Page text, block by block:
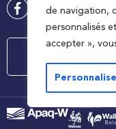
de navigation,
personnalisés
accepter »,